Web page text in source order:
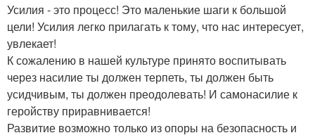
Усилия - это процесс! Это маленькие шаги к большой
цели! Усилия легко прилагать к тому, что нас интересует,
увлекает!
К сожалению в нашей культуре принято воспитывать
через насилие ты должен терпеть, ты должен быть
усидчивым, ты должен преодолевать! И самонасилие к
геройству приравнивается!
Развитие возможно только из опоры на безопасность и